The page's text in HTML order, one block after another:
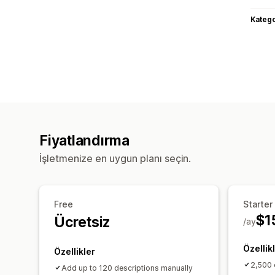
Fiyatlandırma
İşletmenize en uygun planı seçin.
Free
Ücretsiz
Özellikler
Add up to 120 descriptions manually
Starter
/ay
2,500